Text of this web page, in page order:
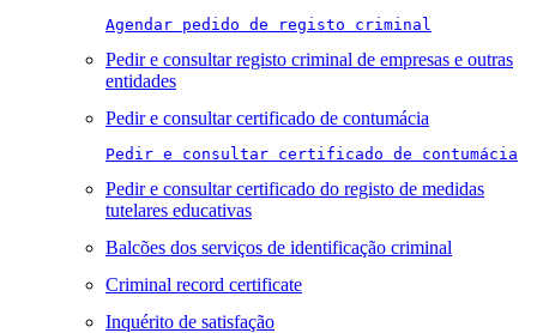
Agendar pedido de registo criminal
Pedir e consultar registo criminal de empresas e outras
entidades
Pedir e consultar certificado de contumácia
Pedir e consultar certificado de contumácia
Pedir e consultar certificado do registo de medidas
tutelares educativas
Balcões dos serviços de identificação criminal
Criminal record certificate
Inquérito de satisfação